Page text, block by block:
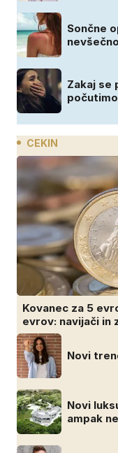
Sončne
Zakaj se
CEKIN
Kovanec za 5
evrov: navijači in
Novi
Novi
ampak